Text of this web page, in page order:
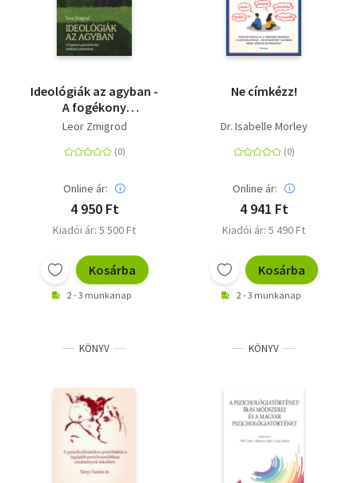
Ideológiák az agyban -
A fogékony
gondolkodás radikális
Leor Zmigrod
Online ár:
4 950 Ft
Kiadói ár: 5 500 Ft
Kosárba
2 - 3 munkanap
Ne címkézz!
Dr. Isabelle Morley
Online ár:
4 941 Ft
Kiadói ár: 5 490 Ft
Kosárba
2 - 3 munkanap
KÖNYV KÖNYV